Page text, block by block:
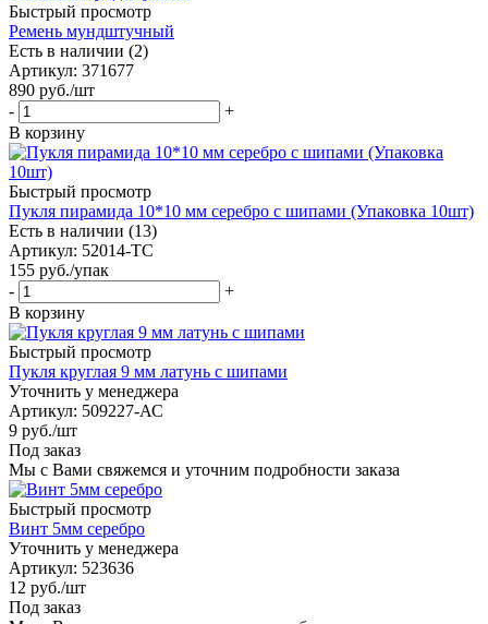
Быстрый просмотр
Ремень мундштучный
Есть в наличии (2)
Артикул: 371677
890 руб./шт
-
+
В корзину
Быстрый просмотр
Пукля пирамида 10*10 мм серебро с шипами (Упаковка 10шт)
Есть в наличии (13)
Артикул: 52014-ТС
155 руб./упак
-
+
В корзину
Быстрый просмотр
Пукля круглая 9 мм латунь с шипами
Уточнить у менеджера
Артикул: 509227-АС
9 руб./шт
Под заказ
Мы с Вами свяжемся и уточним подробности заказа
Быстрый просмотр
Винт 5мм серебро
Уточнить у менеджера
Артикул: 523636
12 руб./шт
Под заказ